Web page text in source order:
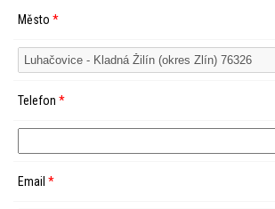
Město *
Telefon *
Email *